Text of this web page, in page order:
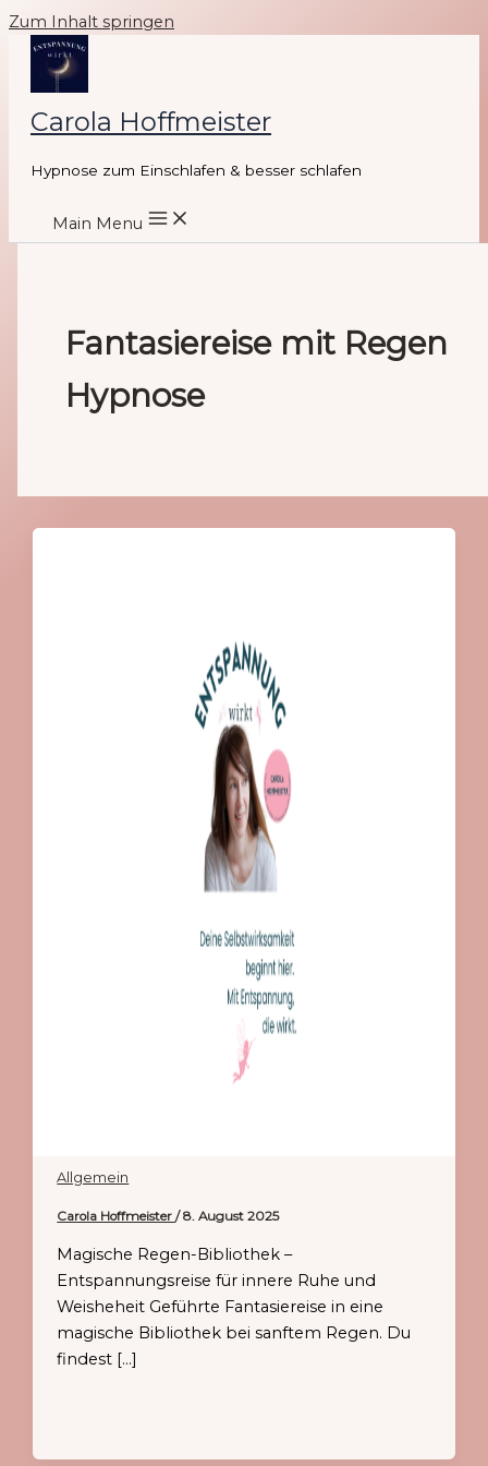
Zum Inhalt springen
Carola Hoffmeister
Hypnose zum Einschlafen & besser schlafen
Main Menu
Fantasiereise mit Regen
Hypnose
Allgemein
Carola Hoffmeister/8. August 2025
Magische Regen-Bibliothek –
Entspannungsreise für innere Ruhe und
Weisheheit Geführte Fantasiereise in eine
magische Bibliothek bei sanftem Regen. Du
findest […]